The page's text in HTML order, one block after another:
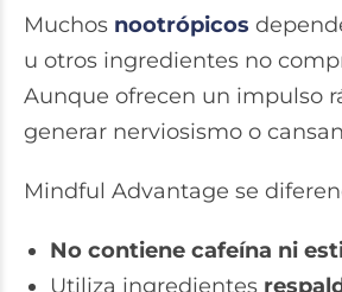
Muchos nootrópicos
u otros ingredientes no
Aunque ofrecen un impulso
generar nerviosismo o
Mindful Advantage se
No contiene cafeína ni
Utiliza ingredientes